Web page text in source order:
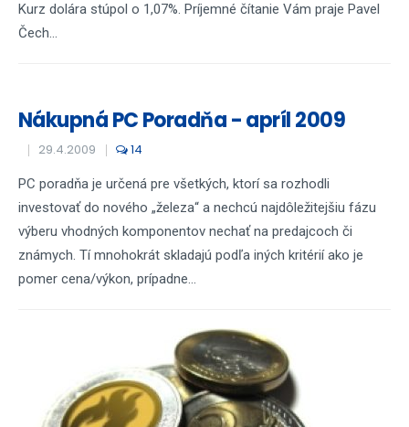
Kurz dolára stúpol o 1,07%. Príjemné čítanie Vám praje Pavel
Čech...
Nákupná PC Poradňa - apríl 2009
29.4.2009 14
PC poradňa je určená pre všetkých, ktorí sa rozhodli
investovať do nového „železa“ a nechcú najdôležitejšiu fázu
výberu vhodných komponentov nechať na predajcoch či
známych. Tí mnohokrát skladajú podľa iných kritérií ako je
pomer cena/výkon, prípadne...